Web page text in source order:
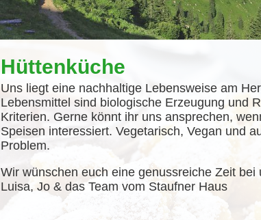
Hüttenküche
Uns liegt eine nachhaltige Lebensweise am
Lebensmittel sind biologische Erzeugung und
Kriterien. Gerne könnt ihr uns ansprechen,
Speisen interessiert. Vegetarisch, Vegan und
Problem.
Wir wünschen euch eine genussreiche Zeit bei
Luisa, Jo & das Team vom Staufner Haus